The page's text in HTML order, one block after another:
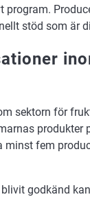
program.
stöd som är
sektorn för
produkter
minst fem
godkänd